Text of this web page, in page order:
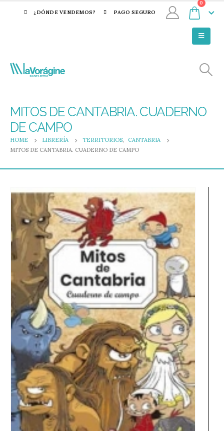
¿DÓNDE VENDEMOS? PAGO SEGURO
0
MITOS DE CANTABRIA. CUADERNO
DE CAMPO
HOME LIBRERÍA TERRITORIOS,
CANTABRIA
MITOS DE CANTABRIA. CUADERNO DE CAMPO